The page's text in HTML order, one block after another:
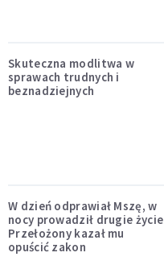
Skuteczna modlitwa w
sprawach trudnych i
beznadziejnych
W dzień odprawiał Mszę, w
nocy prowadził drugie
Przełożony kazał mu
opuścić zakon